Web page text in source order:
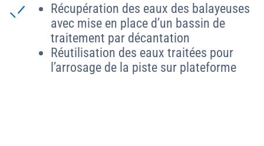
Récupération des eaux des balayeuses
avec mise en place d’un bassin de
traitement par décantation
Réutilisation des eaux traitées pour
l’arrosage de la piste sur plateforme